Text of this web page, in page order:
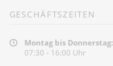
GESCHÄFTSZEITEN
Montag bis Donnerstag:
07:30 - 16:00 Uhr